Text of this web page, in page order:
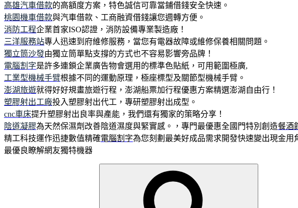
高雄汽車借款的高額度方案，特色誠信可靠當鋪借錢安全快速。
桃園機車借款與汽車借款、工商融資借錢讓您週轉方便。
消防工程企業首家ISO認證，消防設備專業製造廠！
三洋服務站專人迅速到府維修服務，當您有電器故障或維修保養相關問題。
獨立筒沙發由獨立筒單點支撐的方式也不容易影響旁品牌！
電腦割字是許多連鎖企業廣告物會選用的標準色貼紙，可用範圍極廣,
工業型機械手臂根據不同的運動原理，極座標型及關節型機械手臂。
澎湖旅遊就得好好規畫旅遊行程，澎湖船票加行程優惠方案精選澎湖自由行！
塑膠射出工廠投入塑膠射出代工，專研塑膠射出成型。
cnc車床提升塑膠射出良率與產能，我們還有獨家的策略分享！
陰道凝膠為天然保濕劑改善陰道濕度與緊實感。，專門最優惠全國門特別創造餐酒
精工科技運作迅捷數值精確電腦割字為您刻劃最美好成品需求開發快速變出現金用
最優良瞭解網友獨特機器